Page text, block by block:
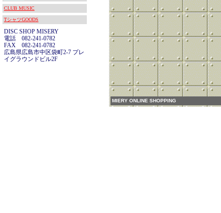
CLUB MUSIC
TシャツGOODS
DISC SHOP MISERY
電話 082-241-0782
FAX 082-241-0782
広島県広島市中区袋町2-7 プレ
イグラウンドビル2F
MIERY ONLINE SHOPPING